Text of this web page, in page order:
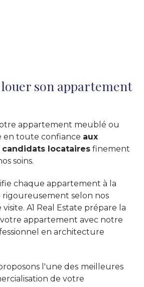
son appartement
appartement meublé ou
en toute confiance aux
locataires finement
soins.
chaque appartement à la
rigoureusement selon nos
A1 Real Estate prépare la
votre appartement avec notre
en architecture
l'une des meilleures
de votre